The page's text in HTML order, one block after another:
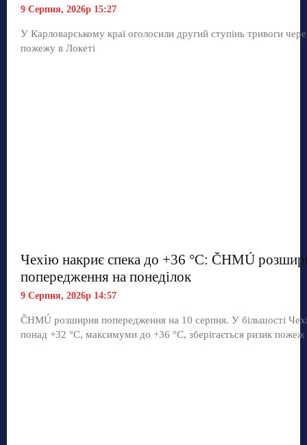
9 Серпня, 2026р 15:27
У Карловарському краї оголосили другий ступінь тривоги
пожежу в Локеті
Чехію накриє спека до +36 °C: ČHMÚ
попередження на понеділок
9 Серпня, 2026р 14:57
ČHMÚ розширив попередження на 10 серпня. У більшості
понад +32 °C, максимуми до +36 °C, зберігається ризик пожеж